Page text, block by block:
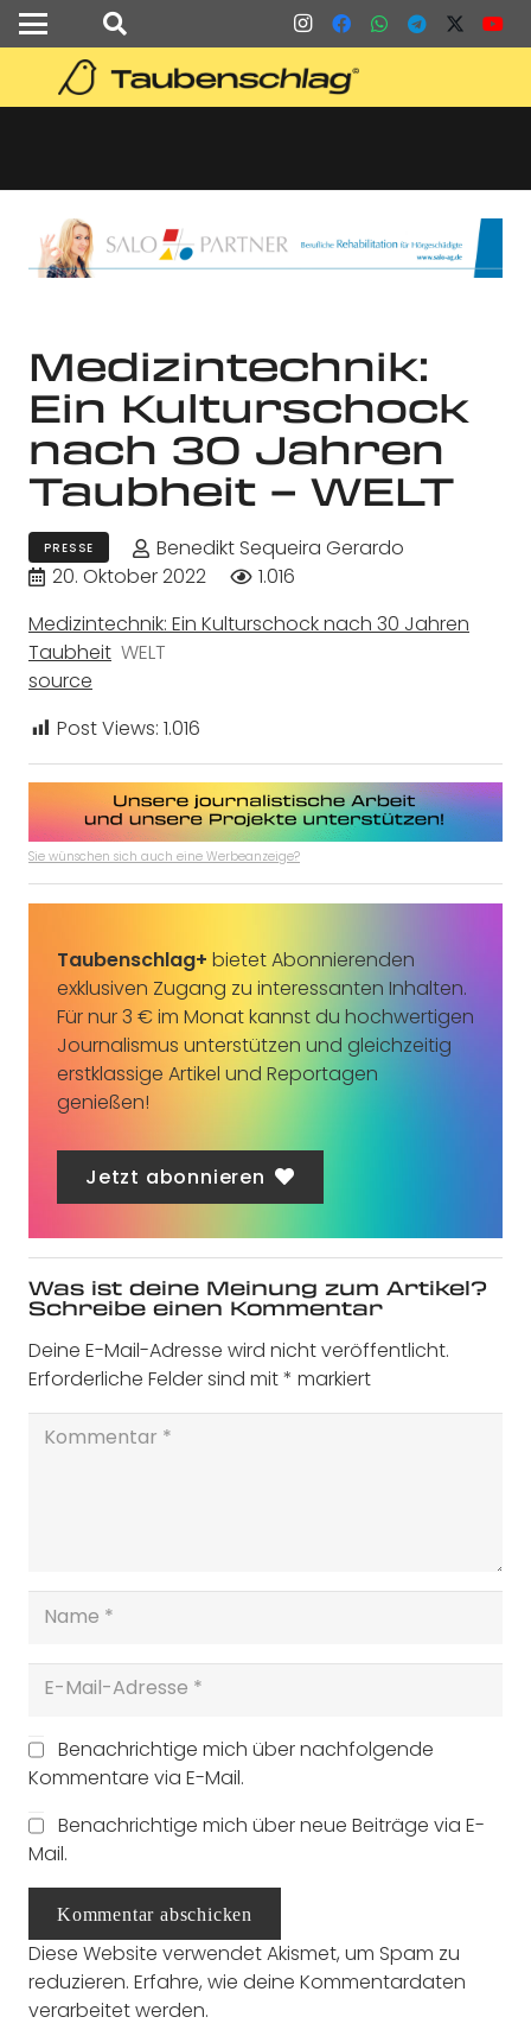
Medizintechnik:
Ein Kulturschock
nach 30 Jahren
Taubheit – WELT
PRESSE
Benedikt Sequeira Gerardo
20. Oktober 2022
1.016
Medizintechnik: Ein Kulturschock nach 30 Jahren
Taubheit WELT
source
Post Views: 1.016
Sie wünschen sich auch eine Werbeanzeige?
Taubenschlag+ bietet Abonnierenden
exklusiven Zugang zu interessanten Inhalten.
Für nur 3 € im Monat kannst du hochwertigen
Journalismus unterstützen und gleichzeitig
erstklassige Artikel und Reportagen
genießen!
Jetzt abonnieren
Was ist deine Meinung zum Artikel?
Schreibe einen Kommentar
Deine E-Mail-Adresse wird nicht veröffentlicht.
Erforderliche Felder sind mit* markiert
Benachrichtige mich über nachfolgende
Kommentare via E-Mail.
Benachrichtige mich über neue Beiträge via E-
Mail.
Kommentar abschicken
Diese Website verwendet Akismet, um Spam zu
reduzieren. Erfahre, wie deine Kommentardaten
verarbeitet werden.